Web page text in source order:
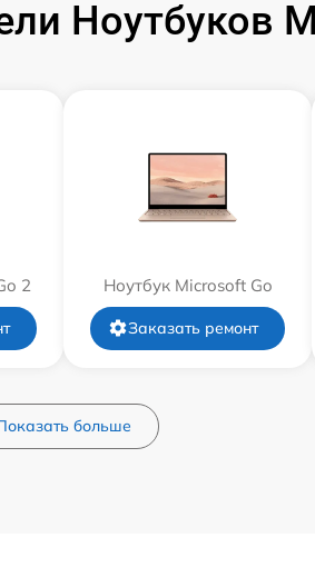
Ноутбуков
2 Ноутбук Microsoft Go
Заказать ремонт
больше